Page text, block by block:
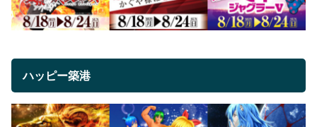
ハッピー築港